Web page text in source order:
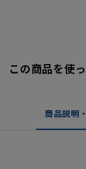
この商品を使
商品説明